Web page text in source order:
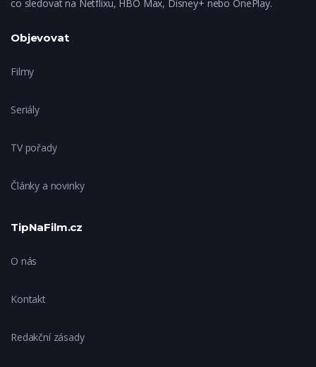
co sledovat na Netflixu, HBO Max, Disney+ nebo OnePlay.
Objevovat
Filmy
Seriály
TV pořady
Články a novinky
TipNaFilm.cz
O nás
Kontakt
Redakční zásady